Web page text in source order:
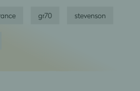
gr70 stevenson